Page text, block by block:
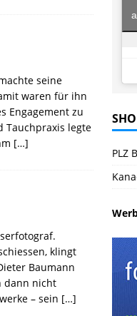
seine
waren für ihn
Engagement zu
Tauchpraxis legte
[…]
klingt
Baumann
dann nicht
– sein […]
PLZ